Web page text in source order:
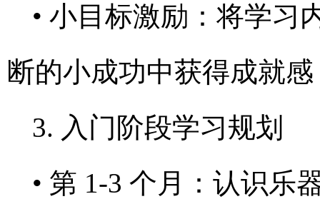
• 小目标激励：将学习
断的小成功中获得成就
3. 入门阶段学习规划
• 第 1-3 个月：认识乐